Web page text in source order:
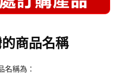
商品名稱
名稱為：